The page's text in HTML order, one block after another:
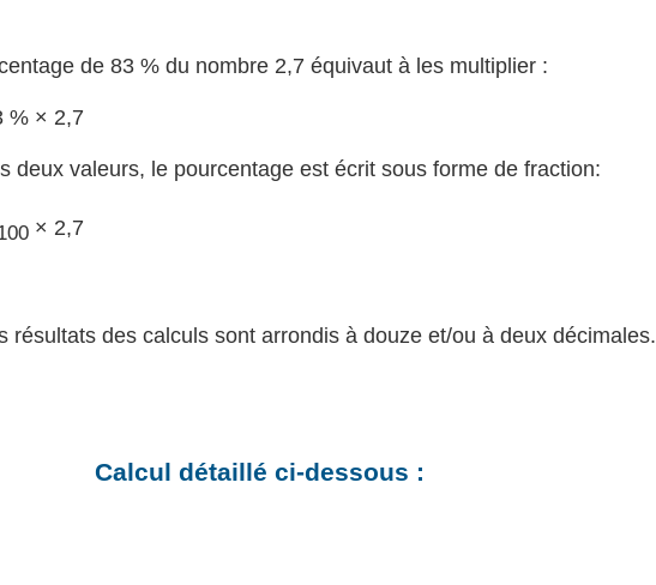
de 83 % du nombre 2,7 équivaut à les multiplier :
% × 2,7
deux valeurs, le pourcentage est écrit sous forme de fraction:
× 2,7
résultats des calculs sont arrondis à douze et/ou à deux décimales.
Calcul détaillé ci-dessous :